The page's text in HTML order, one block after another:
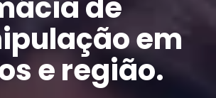
em
e região.